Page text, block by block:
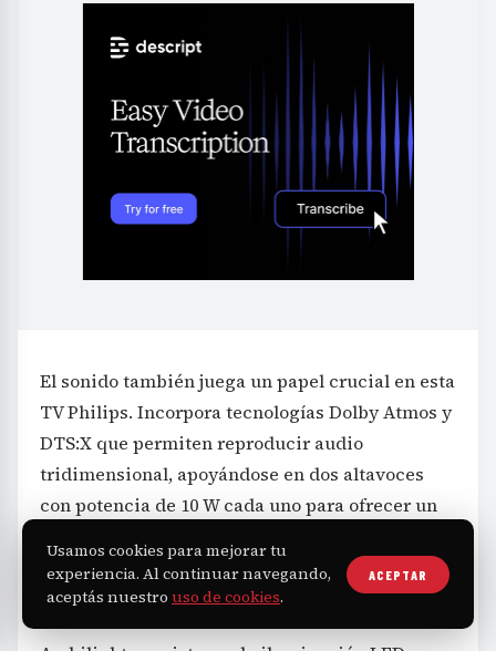
El sonido también juega un papel crucial en esta
TV Philips. Incorpora tecnologías Dolby Atmos y
DTS:X que permiten reproducir audio
tridimensional, apoyándose en dos altavoces
con potencia de 10 W cada uno para ofrecer un
equipos adicionales.
Usamos cookies para mejorar tu
experiencia. Al continuar navegando,
aceptás nuestro uso de cookies.
ACEPTAR